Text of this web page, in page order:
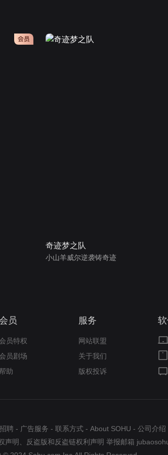
奇迹梦之队
小山羊威尔逆袭铸奇迹
员
员特权
员剧场
帮助
服务
网站联盟
关于我们
版权投诉
聘 - 广告服务 - 联系方式 - About SOHU - 公司介绍
声明 反盗版和反盗链权利声明 举报邮箱